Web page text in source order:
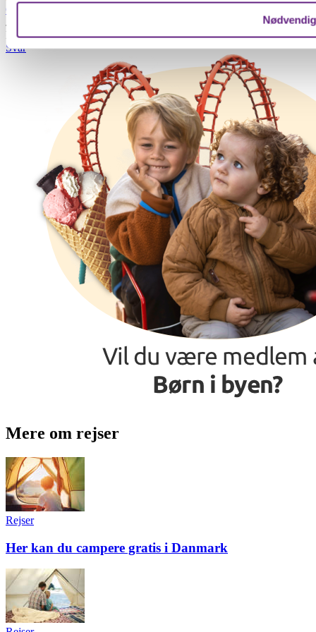
Caroline Meldgaard
Journalist på Børn i byen
Har du tips og erfaringer, som andre familier kan få glæde af?
Svar
Mere om rejser
Rejser
Her kan du campere gratis i Danmark